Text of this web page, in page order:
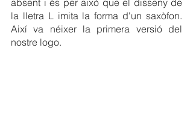
absent i és per això que el disseny de
la lletra L imita la forma d'un saxòfon.
Així va néixer la primera versió del
nostre logo.